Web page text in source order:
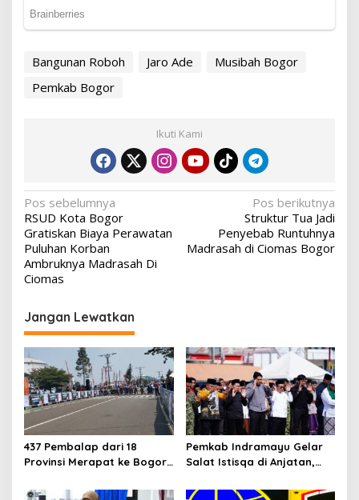
Bangunan Roboh Jaro Ade
Musibah Bogor
Pemkab Bogor
Ikuti Kami
Navigasi
pos
Pos sebelumnya
RSUD Kota Bogor
Gratiskan Biaya Perawatan
Puluhan Korban
Ambruknya Madrasah Di
Ciomas
Pos berikutnya
Struktur Tua Jadi
Penyebab Runtuhnya
Madrasah di Ciomas Bogor
Jangan Lewatkan
437 Pembalap dari 18
Provinsi Merapat ke Bogor,
2026
Pemkab Indramayu Gelar
Salat Istisqa di Anjatan,
Masyarakat Kuatkan